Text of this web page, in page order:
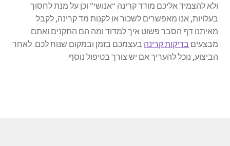
ולא להצמיד אליכם מודד קרינה “אנושי” וכן על מנת לחסוך
בעלויות, אנו מאפשרים לשכור או לקנות מד קרינה, לקבל
מאיתנו דף הסבר פשוט איך למדוד ומה הם התקנים ואתם
מבצעים בדיקות קרינה בעצמכם בזמן ובמקום שנוח לכם. לאחר
הביצוע, נוכל להעריך אם יש צורך בטיפול נוסף.